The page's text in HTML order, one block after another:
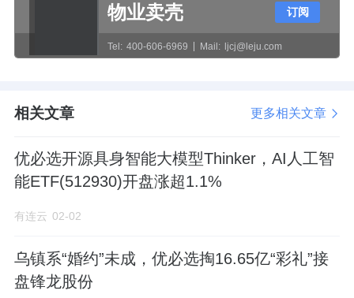
物业卖壳
Tel: 400-606-6969 Mail: ljcj@leju.com
订阅
相关文章 更多相关文章
优必选开源具身智能大模型Thinker，AI人工智
能ETF(512930)开盘涨超1.1%
有连云 02-02
乌镇系“婚约”未成，优必选掏16.65亿“彩礼”接
盘锋龙股份